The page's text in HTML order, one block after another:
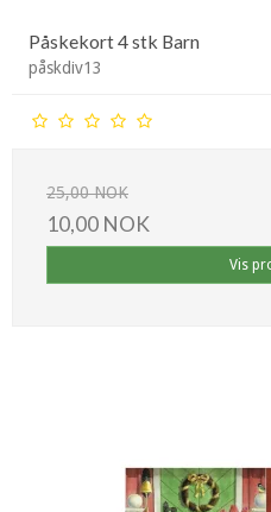
Påskekort 4 stk Barn
påskdiv13
25,00 NOK
10,00 NOK
Vis